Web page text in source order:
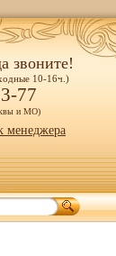
звоните!
10-16ч.)
77
и МО)
менеджера